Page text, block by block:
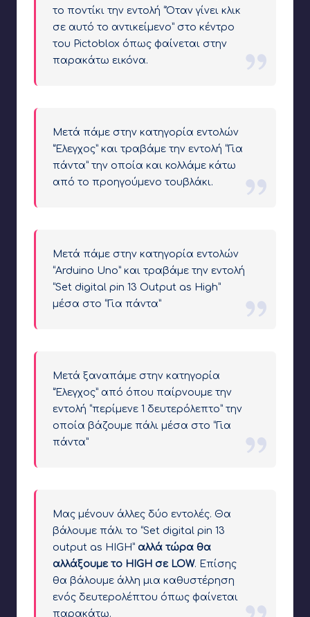
το ποντίκι την εντολή “Όταν γίνει κλικ
σε αυτό το αντικείμενο” στο κέντρο
του Pictoblox όπως φαίνεται στην
παρακάτω εικόνα.
Μετά πάμε στην κατηγορία εντολών
“Έλεγχος” και τραβάμε την εντολή “Για
πάντα” την οποία και κολλάμε κάτω
από το προηγούμενο τουβλάκι.
Μετά πάμε στην κατηγορία εντολών
“Arduino Uno” και τραβάμε την εντολή
“Set digital pin 13 Output as High”
μέσα στο “Για πάντα”
Μετά ξαναπάμε στην κατηγορία
“Έλεγχος” από όπου παίρνουμε την
εντολή “περίμενε 1 δευτερόλεπτο” την
οποία βάζουμε πάλι μέσα στο “Για
πάντα”
Μας μένουν άλλες δύο εντολές. Θα
βάλουμε πάλι το “Set digital pin 13
output as HIGH” αλλά τώρα θα
αλλάξουμε το HIGH σε LOW. Επίσης
θα βάλουμε άλλη μια καθυστέρηση
ενός δευτερολέπτου όπως φαίνεται
παρακάτω.